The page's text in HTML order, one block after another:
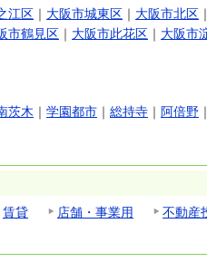
江区 ｜ 大阪市城東区 ｜ 大阪市北区 ｜
市鶴見区 ｜ 大阪市此花区 ｜ 大阪市
茨木 ｜ 学園都市 ｜ 総持寺 ｜ 阿倍野 ｜
賃貸 店舗・事業用
不動産